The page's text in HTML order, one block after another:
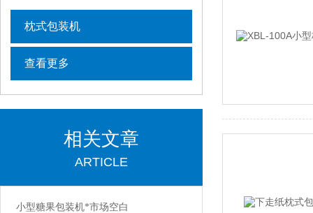
枕式包装机
查看更多
相关文章
ARTICLE
小型糖果包装机*市场空白